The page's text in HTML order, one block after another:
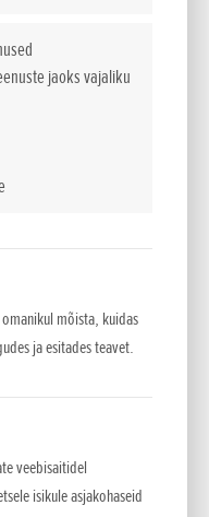
jaoks vajaliku
mõista, kuidas
ja esitades teavet.
veebisaitidel
isikule asjakohaseid
kasutada
tänu veekindlale
kütuse põlemise.
ABIL.BF 8
gaasihoova ja
käigukangiga, mis
ainulaadne
mis ei vea Teid alt,
on hulk